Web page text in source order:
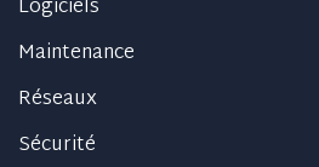
Logiciels
Maintenance
Réseaux
Sécurité